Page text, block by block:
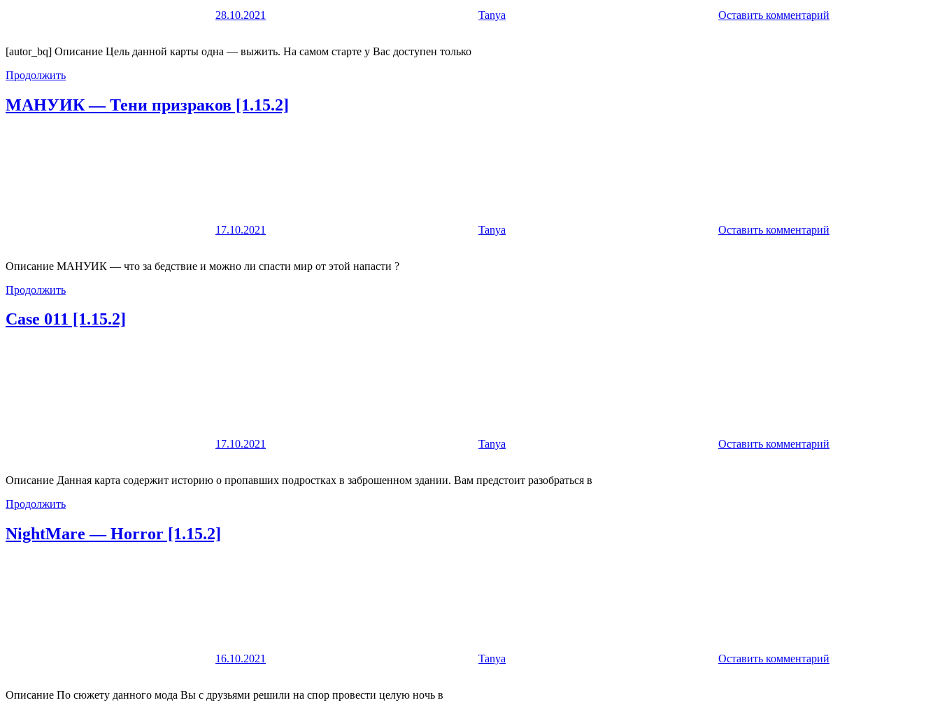
28.10.2021 Tanya Оставить комментарий
[autor_bq] Описание Цель данной карты одна — выжить. На самом старте у Вас доступен только
Продолжить
МАНУИК — Тени призраков [1.15.2]
17.10.2021 Tanya Оставить комментарий
Описание МАНУИК — что за бедствие и можно ли спасти мир от этой напасти ?
Продолжить
Case 011 [1.15.2]
17.10.2021 Tanya Оставить комментарий
Описание Данная карта содержит историю о пропавших подростках в заброшенном здании. Вам предстоит разобраться в
Продолжить
NightMare — Horror [1.15.2]
16.10.2021 Tanya Оставить комментарий
Описание По сюжету данного мода Вы с друзьями решили на спор провести целую ночь в